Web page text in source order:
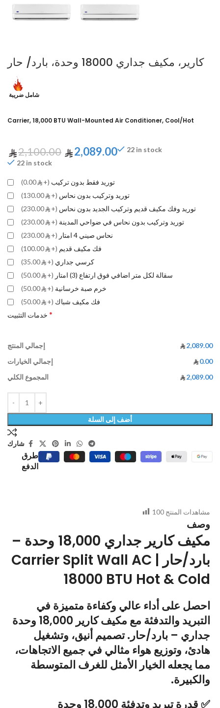
كارير، مكيف جداري 18000 وحدة، بارد/ حار
Carrier, 18,000 BTU Wall-Mounted Air Conditioner, Cool/Hot
2,100.00 2,089.00
22 in stock
22 in stock
توريد فقط بدون تركيب (+
0.00)
توريد وتركيب بدون نحاس (+
130.00)
توريد وفك مكيف قديم وتركيب الجديد بدون نحاس (+
230.00)
توريد وتركيب بدون نحاس في ضواحي المدينة (+
230.00)
نحاس صيني 4 امتار
(+
230.00)
فك مكيف قديم (+
100.00)
كرسي جداري (+
35.00)
سقالة لكل متر اضافي فوق ارتفاع (3) امتار
(+
50.00)
خرم صبة خرسانية (+
50.00)
فك مكيف شباك (+
50.00)
خدمات التثبيت *
إجمالي المنتج
2,089.00
إجمالي الخيارات
0.00
المجموع الكلي
2,089.00
أضف إلى السلة
شارك
طرق
الدفع
مشاهدات المنتج 100
وصف
مكيف كارير جداري 18,000 وحدة –
بارد/حار | Carrier Split Wall AC
18000 BTU Hot & Cold
احصل على أداء عالي وكفاءة متميزة في
التبريد والتدفئة مع
مكيف كارير 18,000 وحدة
جداري – بارد/حار. تصميم أنيق، وتشغيل
هادئ، وتوزيع هواء مثالي في جميع الاتجاهات،
مما يجعله الخيار الأمثل للغرف المتوسطة
والكبيرة.
✅ قدرة تبريد وتدفئة 18,000 وحدة